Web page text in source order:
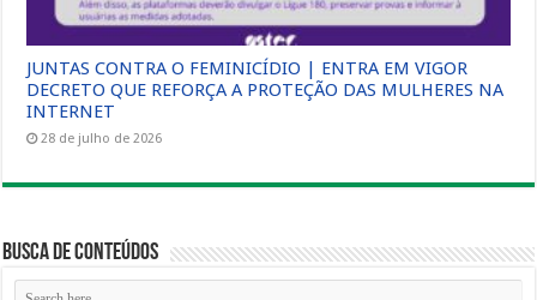
JUNTAS CONTRA O FEMINICÍDIO | ENTRA EM VIGOR
DECRETO QUE REFORÇA A PROTEÇÃO DAS MULHERES NA
INTERNET
28 de julho de 2026
Busca de Conteúdos